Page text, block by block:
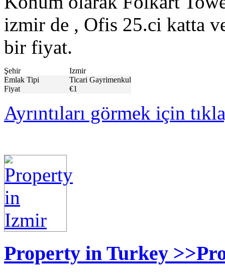
izmir de , Ofis 25.ci katta
bir fiyat.
Şehir
Izmir
Emlak Tipi
Ticari Gayrimenkul
Fiyat
€1
Ayrıntıları görmek için
Property in Turkey